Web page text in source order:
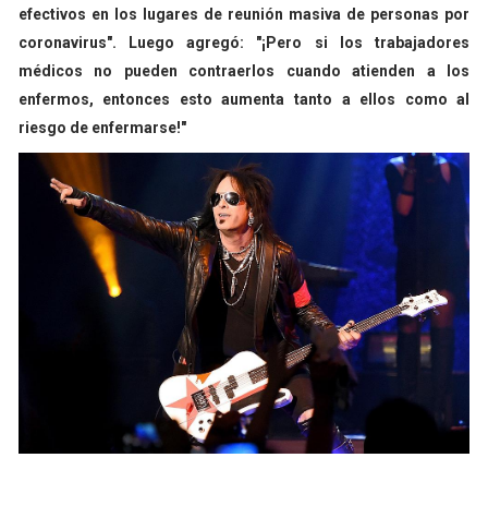
efectivos en los lugares de reunión masiva de personas por
coronavirus". Luego agregó: "¡Pero si los trabajadores
médicos no pueden contraerlos cuando atienden a los
enfermos, entonces esto aumenta tanto a ellos como al
riesgo de enfermarse!"